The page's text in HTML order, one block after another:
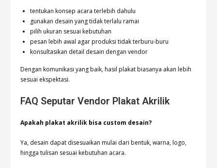
tentukan konsep acara terlebih dahulu
gunakan desain yang tidak terlalu ramai
pilih ukuran sesuai kebutuhan
pesan lebih awal agar produksi tidak terburu-buru
konsultasikan detail desain dengan vendor
Dengan komunikasi yang baik, hasil plakat biasanya akan lebih
sesuai ekspektasi.
FAQ Seputar Vendor Plakat Akrilik
Apakah plakat akrilik bisa custom desain?
Ya, desain dapat disesuaikan mulai dari bentuk, warna, logo,
hingga tulisan sesuai kebutuhan acara.